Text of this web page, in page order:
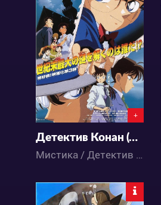
5598
0 0
+
Детектив Конан (фильм 3)
Мистика / Детектив / Комедия / Приключения / Сёнэн / Аниме